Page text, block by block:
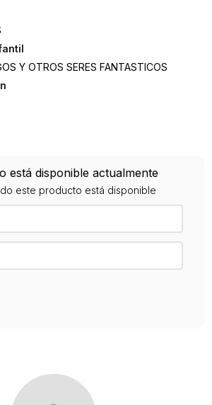
Y OTROS SERES FANTASTICOS
está disponible actualmente
este producto está disponible